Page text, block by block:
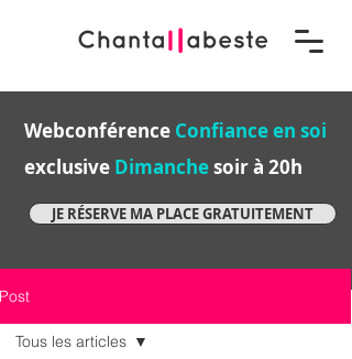
Webconférence Confiance en soi
exclusive Dimanchesoir à 20h
JE RÉSERVE MA PLACE GRATUITEMENT
Post
Tous les articles